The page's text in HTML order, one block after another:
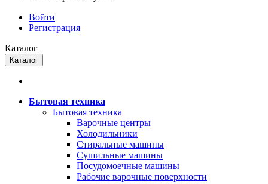
Войти
Регистрация
Каталог
Каталог
Бытовая техника
Бытовая техника
Варочные центры
Холодильники
Стиральные машины
Сушильные машины
Посудомоечные машины
Рабочие варочные поверхности